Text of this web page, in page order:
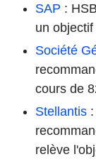
SAP :
un
Société
cours de
Stellantis
relève